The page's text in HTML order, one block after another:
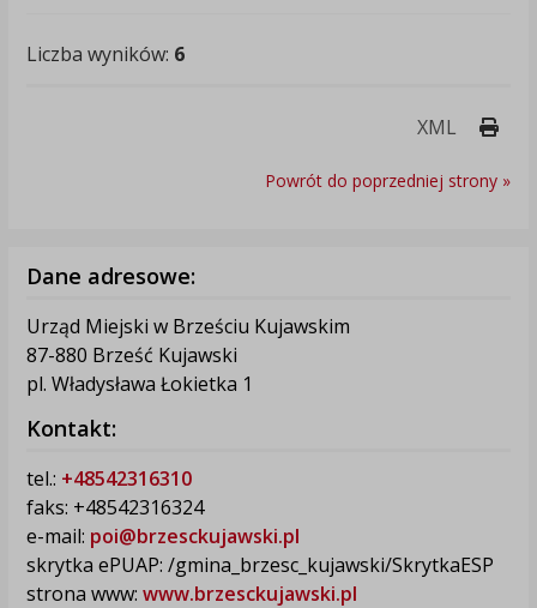
Liczba wyników: 6
XML
Powrót do poprzedniej strony »
Dane adresowe:
Urząd Miejski w Brześciu Kujawskim
87-880 Brześć Kujawski
pl. Władysława Łokietka 1
Kontakt:
tel.: +48542316310
faks: +48542316324
e-mail: poi@brzesckujawski.pl
skrytka ePUAP: /gmina_brzesc_kujawski/SkrytkaESP
strona www: www.brzesckujawski.pl